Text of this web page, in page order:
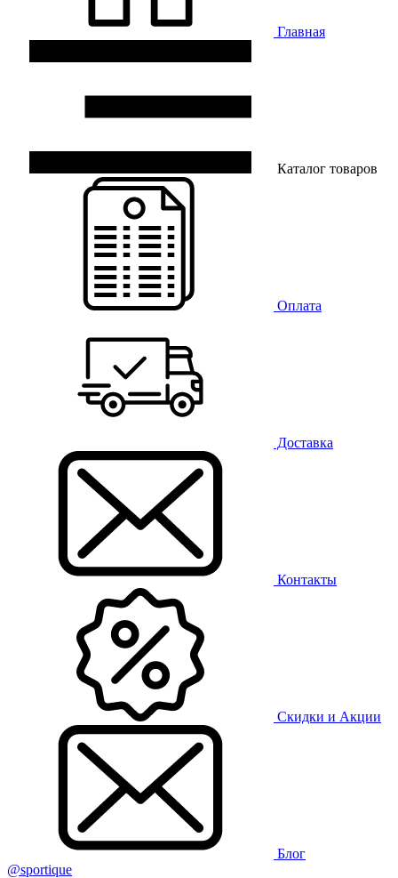
Главная
Каталог товаров
Оплата
Доставка
Контакты
Скидки и Акции
Блог
@sportique